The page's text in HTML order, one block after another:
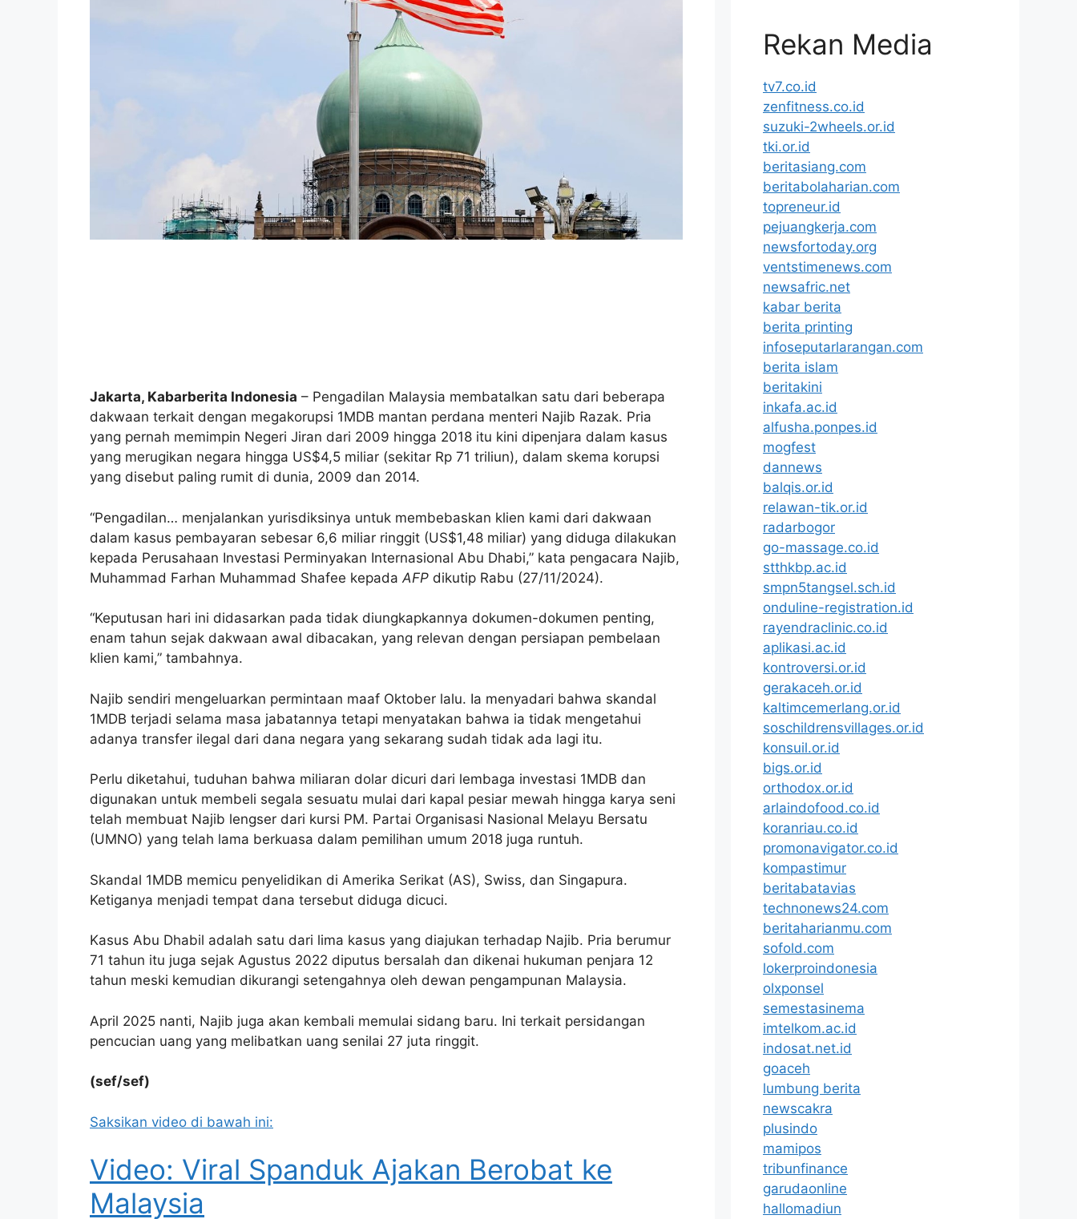
Jakarta, Kabarberita Indonesia – Pengadilan Malaysia membatalkan satu dari beberapa
dakwaan terkait dengan megakorupsi 1MDB mantan perdana menteri Najib Razak. Pria
yang pernah memimpin Negeri Jiran dari 2009 hingga 2018 itu kini dipenjara dalam kasus
yang merugikan negara hingga US$4,5 miliar (sekitar Rp 71 triliun), dalam skema korupsi
yang disebut paling rumit di dunia, 2009 dan 2014.
“Pengadilan… menjalankan yurisdiksinya untuk membebaskan klien kami dari dakwaan
dalam kasus pembayaran sebesar 6,6 miliar ringgit (US$1,48 miliar) yang diduga dilakukan
kepada Perusahaan Investasi Perminyakan Internasional Abu Dhabi,” kata pengacara Najib,
Muhammad Farhan Muhammad Shafee kepada AFP dikutip Rabu (27/11/2024).
“Keputusan hari ini didasarkan pada tidak diungkapkannya dokumen-dokumen penting,
enam tahun sejak dakwaan awal dibacakan, yang relevan dengan persiapan pembelaan
klien kami,” tambahnya.
Najib sendiri mengeluarkan permintaan maaf Oktober lalu. Ia menyadari bahwa skandal
1MDB terjadi selama masa jabatannya tetapi menyatakan bahwa ia tidak mengetahui
adanya transfer ilegal dari dana negara yang sekarang sudah tidak ada lagi itu.
Perlu diketahui, tuduhan bahwa miliaran dolar dicuri dari lembaga investasi 1MDB dan
digunakan untuk membeli segala sesuatu mulai dari kapal pesiar mewah hingga karya seni
telah membuat Najib lengser dari kursi PM. Partai Organisasi Nasional Melayu Bersatu
(UMNO) yang telah lama berkuasa dalam pemilihan umum 2018 juga runtuh.
Skandal 1MDB memicu penyelidikan di Amerika Serikat (AS), Swiss, dan Singapura.
Ketiganya menjadi tempat dana tersebut diduga dicuci.
Kasus Abu Dhabil adalah satu dari lima kasus yang diajukan terhadap Najib. Pria berumur
71 tahun itu juga sejak Agustus 2022 diputus bersalah dan dikenai hukuman penjara 12
tahun meski kemudian dikurangi setengahnya oleh dewan pengampunan Malaysia.
April 2025 nanti, Najib juga akan kembali memulai sidang baru. Ini terkait persidangan
pencucian uang yang melibatkan uang senilai 27 juta ringgit.
(sef/sef)
Saksikan video di bawah ini:
Video: Viral Spanduk Ajakan Berobat ke
Malaysia
Rekan Media
tv7.co.id
zenfitness.co.id
suzuki-2wheels.or.id
tki.or.id
beritasiang.com
beritabolaharian.com
topreneur.id
pejuangkerja.com
newsfortoday.org
ventstimenews.com
newsafric.net
kabar berita
berita printing
infoseputarlarangan.com
berita islam
beritakini
inkafa.ac.id
alfusha.ponpes.id
mogfest
dannews
balqis.or.id
relawan-tik.or.id
radarbogor
go-massage.co.id
stthkbp.ac.id
smpn5tangsel.sch.id
onduline-registration.id
rayendraclinic.co.id
aplikasi.ac.id
kontroversi.or.id
gerakaceh.or.id
kaltimcemerlang.or.id
soschildrensvillages.or.id
konsuil.or.id
bigs.or.id
orthodox.or.id
arlaindofood.co.id
koranriau.co.id
promonavigator.co.id
kompastimur
beritabatavias
technonews24.com
beritaharianmu.com
sofold.com
lokerproindonesia
olxponsel
semestasinema
imtelkom.ac.id
indosat.net.id
goaceh
lumbung berita
newscakra
plusindo
mamipos
tribunfinance
garudaonline
hallomadiun